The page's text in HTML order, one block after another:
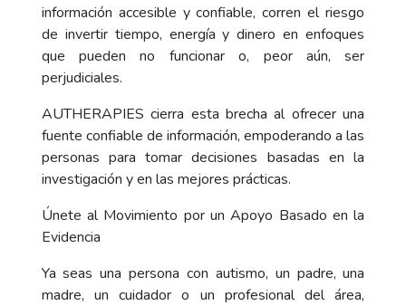
información accesible y confiable, corren el riesgo
de invertir tiempo, energía y dinero en enfoques
que pueden no funcionar o, peor aún, ser
perjudiciales.
AUTHERAPIES cierra esta brecha al ofrecer una
fuente confiable de información, empoderando a las
personas para tomar decisiones basadas en la
investigación y en las mejores prácticas.
Únete al Movimiento por un Apoyo Basado en la
Evidencia
Ya seas una persona con autismo, un padre, una
madre, un cuidador o un profesional del área,